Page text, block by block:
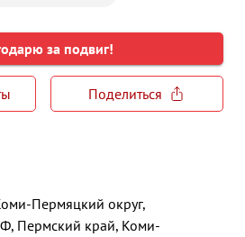
за подвиг!
Поделиться
Пермяцкий округ,
Пермский край, Коми-